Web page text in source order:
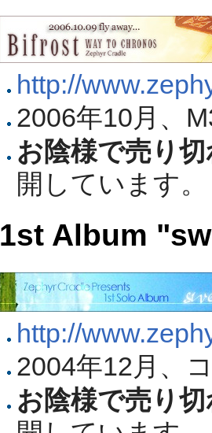
http://
2006年10月、
お陰様で売り
開しています。
1st Album
http://
2004年12月、
お陰様で売り